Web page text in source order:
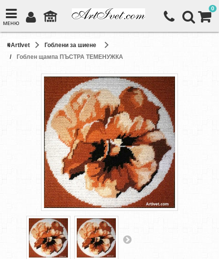
МЕНЮ
0
ArtIvet
Гоблени за шиене
Гоблен щампа ПЪСТРА ТЕМЕНУЖКА